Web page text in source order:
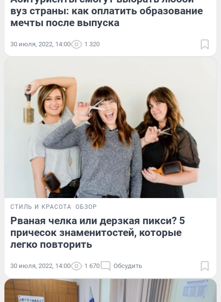
вуз страны: как оплатить образование
мечты после выпуска
30 июля, 2022, 14:00 1 320
СТИЛЬ И КРАСОТА ОБЗОР
Рваная челка или дерзкая пикси? 5
причесок знаменитостей, которые
легко повторить
30 июля, 2022, 14:00 1 670 Обсудить